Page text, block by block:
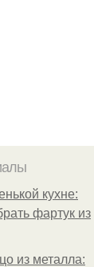
кухне:
фартук из
из металла: